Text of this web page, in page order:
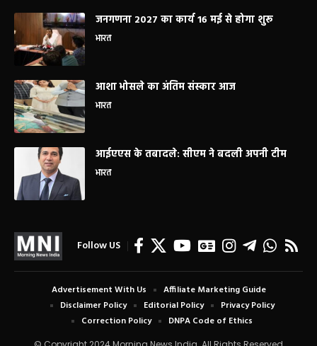
जनगणना 2027 का कार्य 16 मई से होगा शुरू
भारत
आशा भोसले का अंतिम संस्कार आज
भारत
आईएएस के तबादले: सीएम ने बदली अपनी टीम
भारत
Follow US
Advertisement With Us
Affiliate Marketing Guide
Disclaimer Policy
Editorial Policy
Privacy Policy
Correction Policy
DNPA Code of Ethics